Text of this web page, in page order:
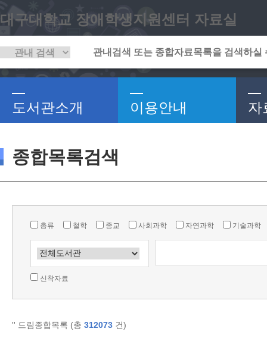
대구대학교 장애학생지원센터 자료실
도서관소개 이용안내 자
종합목록검색
총류 철학 종교 사회과학 자연과학 기술과학
신착자료
'' 드림종합목록 (총 312073 건)